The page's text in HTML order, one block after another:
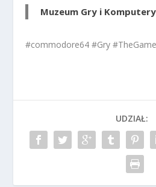
Muzeum Gry i Komputery
#commodore64 #Gry
UDZIAŁ: